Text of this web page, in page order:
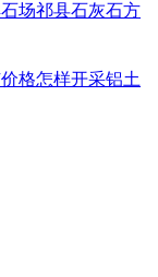
场祁县石灰石方
格怎样开采铝土